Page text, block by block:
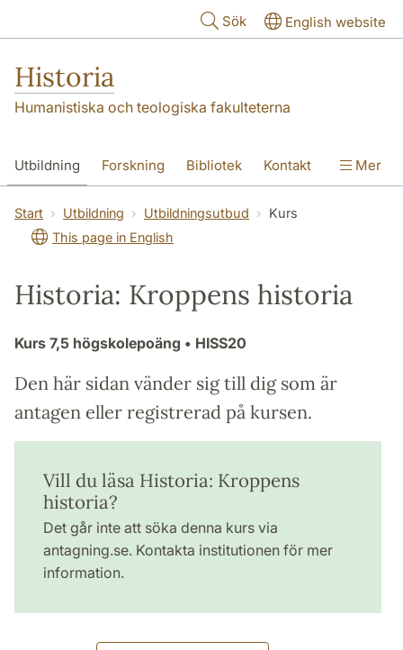
Sök English website
Historia
Humanistiska och teologiska fakulteterna
Utbildning Forskning Bibliotek Kontakt
Om oss
Mer
Start Utbildning Utbildningsutbud
Kurs
This page in English
Historia: Kroppens historia
Kurs 7,5 högskolepoäng • HISS20
Den här sidan vänder sig till dig som är
antagen eller registrerad på kursen.
Vill du läsa Historia: Kroppens
historia?
Det går inte att söka denna kurs via
antagning.se. Kontakta institutionen för mer
information.